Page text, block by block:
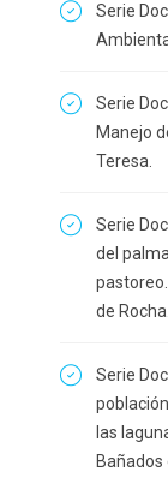
Serie
Serie
Manejo
Teresa.
Serie
del
de Rocha.
Serie
las
Bañados